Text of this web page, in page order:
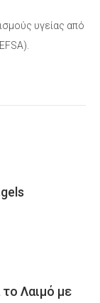
υγείας από
Λαιμό με